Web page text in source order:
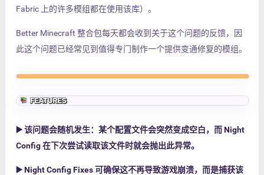
Fabric 上的许多模组都在使用该库）。
Better Minecraft 整合包每天都会收到关于这个问题的反馈，因
此这个问题已经常见到值得专门制作一个提供变通修复的模组。
▶️该问题会随机发生：某个配置文件会突然变成空白，而 Night
Config 在下次尝试读取该文件时就会抛出此异常。
▶️Night Config Fixes 可确保这不再导致游戏崩溃，而是捕获该